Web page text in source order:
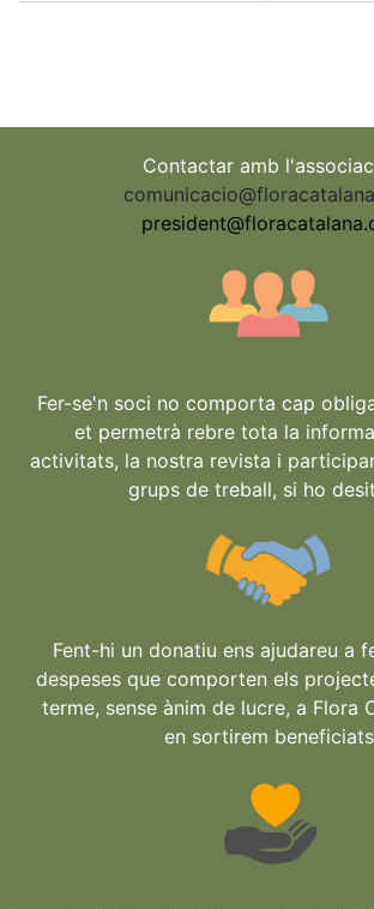
Contactar amb
Fer-se'n soci no comporta cap
et permetrà rebre tota la
activitats, la nostra revista i
grups de treball, si ho
Fent-hi un donatiu ens ajudareu a
despeses que comporten els
terme, sense ànim de lucre, a Flora
en sortirem beneficiats